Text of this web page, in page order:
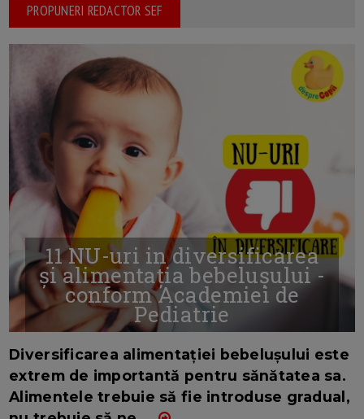
PROPUNERI REDACTOR SEF
11 NU-uri in diversificarea
și alimentația bebelușului -
conform Academiei de
Pediatrie
Diversificarea alimentației bebelușului este
extrem de importantă pentru sănătatea sa.
Alimentele trebuie să fie introduse gradual,